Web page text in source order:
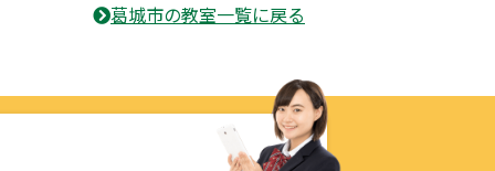
葛城市の教室一覧に戻る